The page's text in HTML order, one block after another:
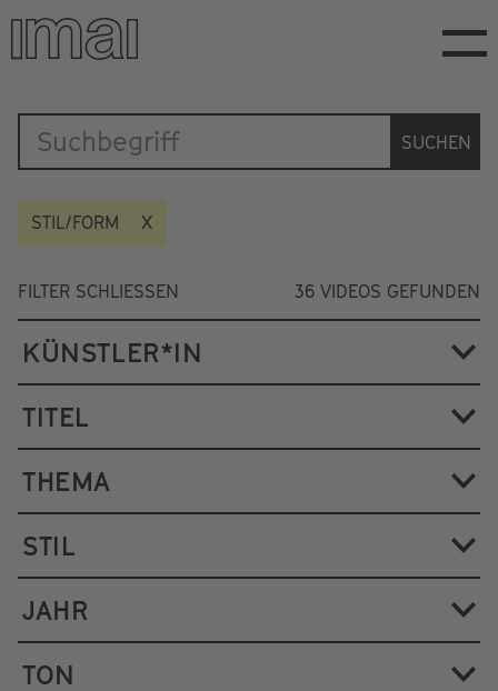
Direkt
zum
Inhalt
Katalog
SUCHEN
STIL/FORM
FILTER SCHLIESSEN 36 VIDEOS GEFUNDEN
KÜNSTLER*IN
TITEL
THEMA
STIL
JAHR
TON